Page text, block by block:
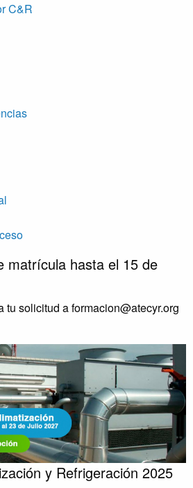
C&R
matrícula hasta el 15 de
tu solicitud a formacion@atecyr.org
y Refrigeración 2025